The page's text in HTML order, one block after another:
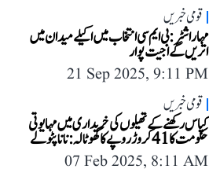
قومی خبریں
مہاراشٹر: بی ایم سی انتخاب میں اکیلے میدان میں
اتریں گے اجیت پوار
21 Sep 2025, 9:11 PM
قومی خبریں
کپاس رکھنے کے تھیلوں کی خریداری میں مہایوتی
حکومت کا 41 کروڑ روپے کا گھوٹالہ: نانا پٹولے
07 Feb 2025, 8:11 AM